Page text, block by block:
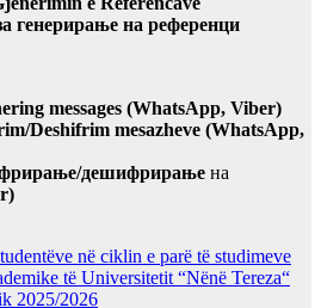
генерирање на референци
messages (WhatsApp, Viber)
Deshifrim mesazheve (WhatsApp,
дешифрирање на
në ciklin e parë të studimeve
të Universitetit “Nënë Tereza“
2025/2026